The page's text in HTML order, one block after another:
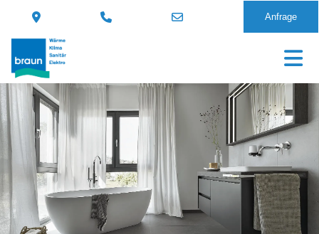
Direkt
zum
Inhalt
Anfrage